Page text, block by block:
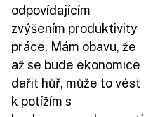
odpovídajícím
zvýšením produktivity
práce. Mám obavu, že
až se bude ekonomice
dařit hůř, může to vést
k potížím s